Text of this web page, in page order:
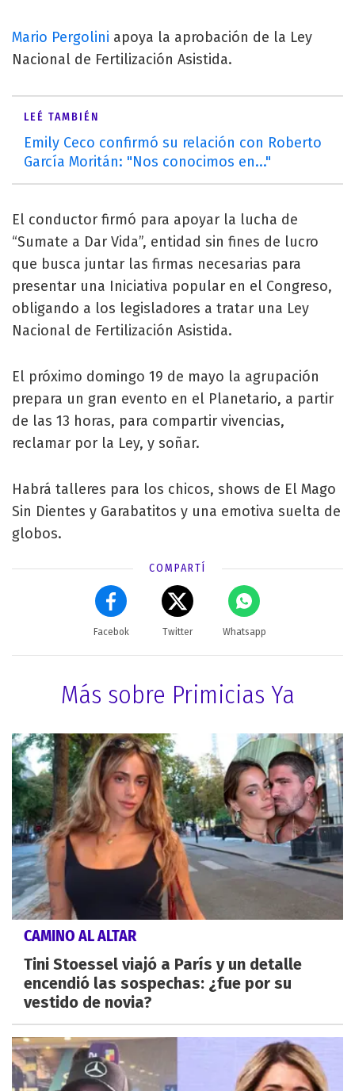
Mario Pergolini apoya la aprobación de la Ley
Nacional de Fertilización Asistida.
LEÉ TAMBIÉN
Emily Ceco confirmó su relación con Roberto
García Moritán: "Nos conocimos en..."
El conductor firmó para apoyar la lucha de
“Sumate a Dar Vida”, entidad sin fines de lucro
que busca juntar las firmas necesarias para
presentar una Iniciativa popular en el Congreso,
obligando a los legisladores a tratar una Ley
Nacional de Fertilización Asistida.
El próximo domingo 19 de mayo la agrupación
prepara un gran evento en el Planetario, a partir
de las 13 horas, para compartir vivencias,
reclamar por la Ley, y soñar.
Habrá talleres para los chicos, shows de El Mago
Sin Dientes y Garabatitos y una emotiva suelta de
globos.
COMPARTÍ
Facebok Twitter Whatsapp
Más sobre Primicias Ya
CAMINO AL ALTAR
Tini Stoessel viajó a París y un detalle
encendió las sospechas: ¿fue por su
vestido de novia?